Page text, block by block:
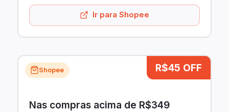
Ir para Shopee
R$45 OFF
Shopee
Nas compras acima de R$349